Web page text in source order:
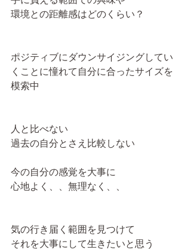
環境との距離感はどのくらい？
ポジティブにダウンサイジングしてい
くことに憧れて自分に合ったサイズを
模索中
人と比べない
過去の自分とさえ比較しない
今の自分の感覚を大事に
心地よく、、無理なく、、
気の行き届く範囲を見つけて
それを大事にして生きたいと思う